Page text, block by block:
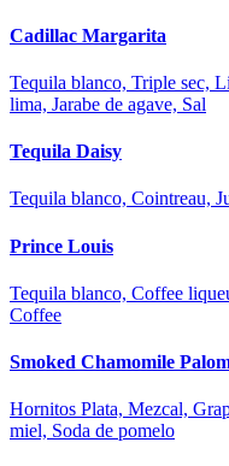
Cadillac Margarita
Tequila blanco, Triple sec,
lima, Jarabe de agave, Sal
Tequila Daisy
Tequila blanco, Cointreau,
Prince Louis
Tequila blanco, Coffee
Coffee
Smoked Chamomile
Hornitos Plata, Mezcal,
miel, Soda de pomelo